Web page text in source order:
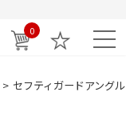
0
セフティガードアングル